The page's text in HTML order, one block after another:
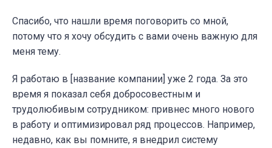
Спасибо, что нашли время поговорить со мной,
потому что я хочу обсудить с вами очень важную для
меня тему.
Я работаю в [название компании] уже 2 года. За это
время я показал себя добросовестным и
трудолюбивым сотрудником: привнес много нового
в работу и оптимизировал ряд процессов. Например,
недавно, как вы помните, я внедрил систему